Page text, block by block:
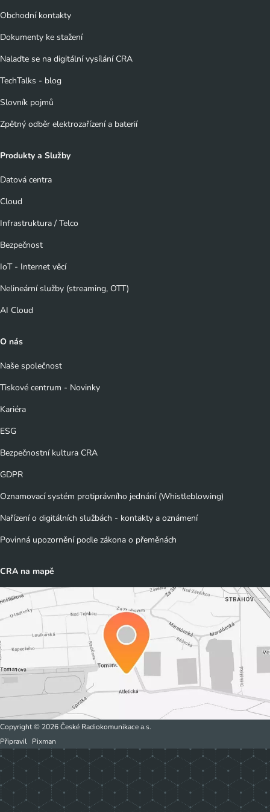
Obchodní kontakty
Dokumenty ke stažení
Nalaďte se na digitální vysílání CRA
TechTalks - blog
Slovník pojmů
Zpětný odběr elektrozařízení a baterií
Produkty a Služby
Datová centra
Cloud
Infrastruktura / Telco
Bezpečnost
IoT - Internet věcí
Nelineární služby (streaming, OTT)
AI Cloud
O nás
Naše společnost
Tiskové centrum - Novinky
Kariéra
ESG
Bezpečnostní kultura CRA
GDPR
Oznamovací systém protiprávního jednání (Whistleblowing)
Nařízení o digitálních službách - kontakty a oznámení
Povinná upozornění podle zákona o přeměnách
CRA na mapě
Copyright © 2026 České Radiokomunikace a.s.
Připravil Pixman